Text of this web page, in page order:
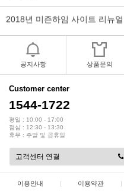
2018년 모바일샵 리뉴얼 업데이..
2017년 미즌하임 리뉴얼
공지사항 상품문의
Customer center
1544-1722
평일 : 10:00 - 17:00
점심 : 12:30 - 13:30
휴무 : 주말 및 공휴일
고객센터 연결
이용안내 | 이용약관 |